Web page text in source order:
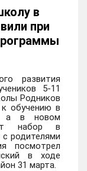
в
при
развития
5-11
Родников
к обучению в
а в новом
набор в
с родителями
посмотрел
в ходе
31 марта.